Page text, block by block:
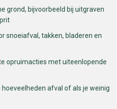
grond, bijvoorbeeld bij uitgraven
snoeiafval, takken, bladeren en
opruimacties met uiteenlopende
hoeveelheden afval of als je weinig